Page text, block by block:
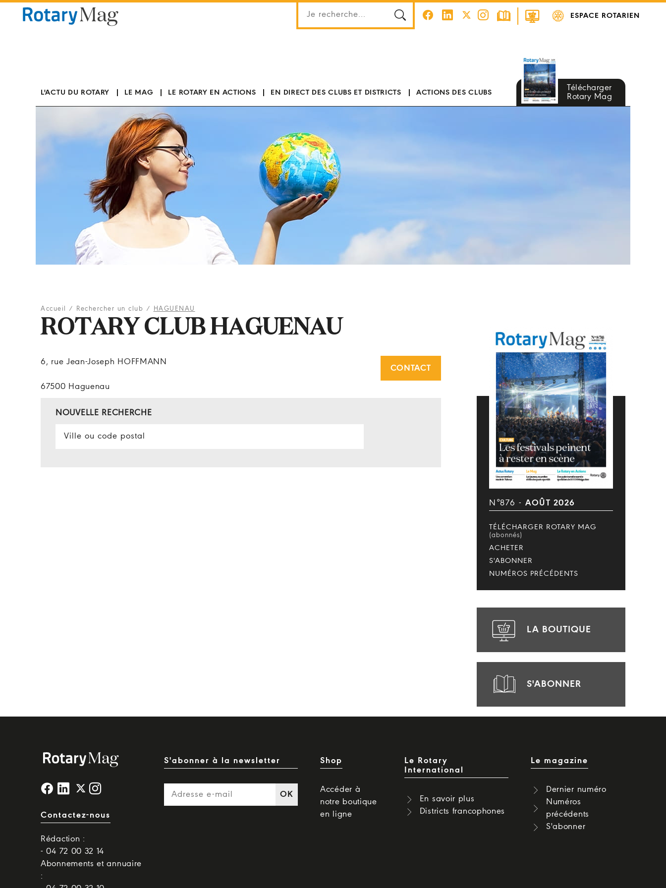
ESPACE ROTARIEN
L'ACTU DU ROTARY LE MAG LE ROTARY EN ACTIONS EN DIRECT DES CLUBS ET DISTRICTS ACTIONS DES CLUBS
Télécharger
Rotary Mag
Accueil / Rechercher un club / HAGUENAU
ROTARY CLUB HAGUENAU
6, rue Jean-Joseph HOFFMANN
67500 Haguenau
CONTACT
NOUVELLE RECHERCHE
N°876 - AOÛT 2026
TÉLÉCHARGER ROTARY MAG
(abonnés)
ACHETER
S'ABONNER
NUMÉROS PRÉCÉDENTS
LA BOUTIQUE
S'ABONNER
Contactez-nous
Rédaction :
- 04 72 00 32 14
Abonnements et annuaire
:
S'abonner à la newsletter
OK
Shop
Accéder à
notre boutique
en ligne
Le Rotary
International
En savoir plus
Districts francophones
Le magazine
Dernier numéro
Numéros
précédents
S'abonner
Panneau de gestion des cookies